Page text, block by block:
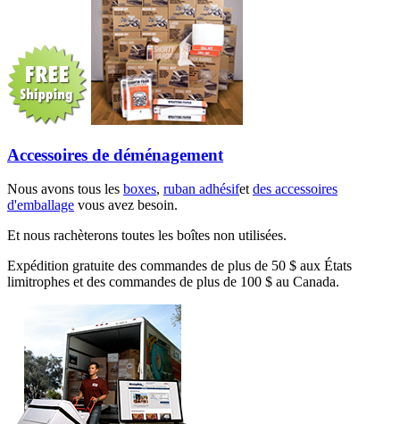
Accessoires de déménagement
Nous avons tous les boxes, ruban adhésifetdes accessoires
d'emballage vous avez besoin.
Et nous rachèterons toutes les boîtes non utilisées.
Expédition gratuite des commandes de plus de 50 $ aux États
limitrophes et des commandes de plus de 100 $ au Canada.